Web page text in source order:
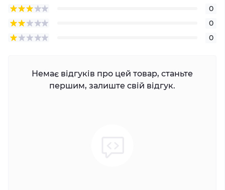
0
0
0
Немає відгуків про цей товар, станьте
першим, залиште свій відгук.